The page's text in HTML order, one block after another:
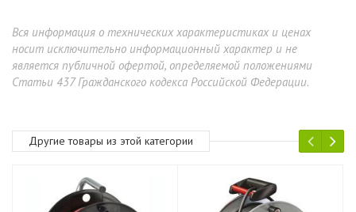
Вся информация о технических характеристиках и ценах
носит исключительно информационный характер и не
является публичной офертой, определяемой положениями
Статьи 437 Гражданского кодекса Российской Федерации.
Другие товары из этой категории